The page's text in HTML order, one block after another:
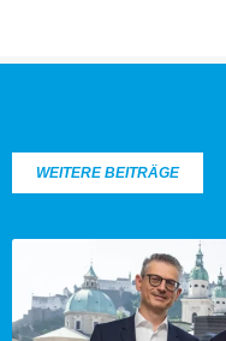
WEITERE BEITRÄGE